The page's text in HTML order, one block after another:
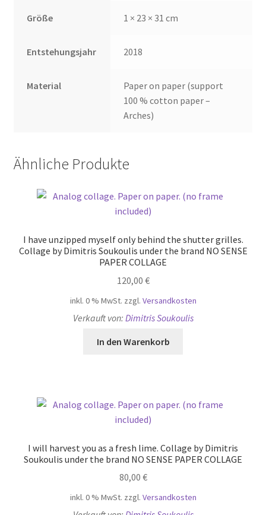
Größe 1 × 23 × 31 cm
Entstehungsjahr 2018
Material
Paper on paper (support
100 % cotton paper –
Arches)
Ähnliche Produkte
I have unzipped myself only behind the shutter grilles.
Collage by Dimitris Soukoulis under the brand NO SENSE
PAPER COLLAGE
120,00 €
inkl. 0 % MwSt. zzgl. Versandkosten
Verkauft von: Dimitris Soukoulis
In den Warenkorb
I will harvest you as a fresh lime. Collage by Dimitris
Soukoulis under the brand NO SENSE PAPER COLLAGE
80,00 €
inkl. 0 % MwSt. zzgl. Versandkosten